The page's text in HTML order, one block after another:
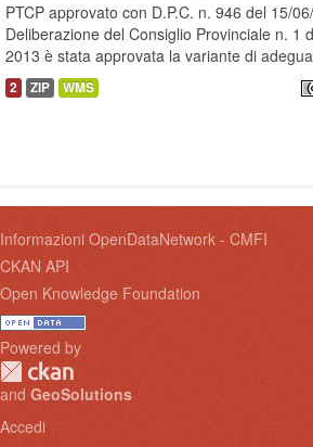
PTCP approvato con D.P.C. n. 946 del 15/
Deliberazione del Consiglio Provinciale n. 1
2013 è stata approvata la variante di
2 ZIP WMS
Informazioni OpenDataNetwork - CMFI
CKAN API
Open Knowledge Foundation
Powered by
and GeoSolutions
Accedi